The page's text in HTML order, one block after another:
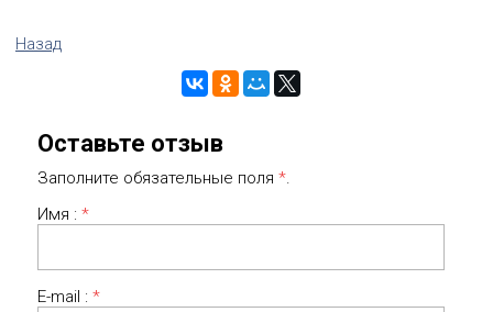
Назад
Оставьте отзыв
Заполните обязательные поля *.
Имя : *
E-mail : *